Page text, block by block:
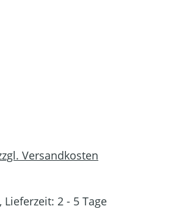
Versandkosten
2 - 5 Tage